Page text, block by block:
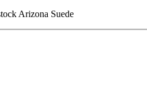
Arizona Suede